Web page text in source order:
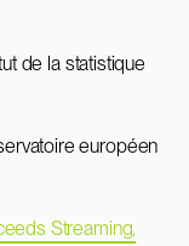
de la statistique
européen
Streaming,